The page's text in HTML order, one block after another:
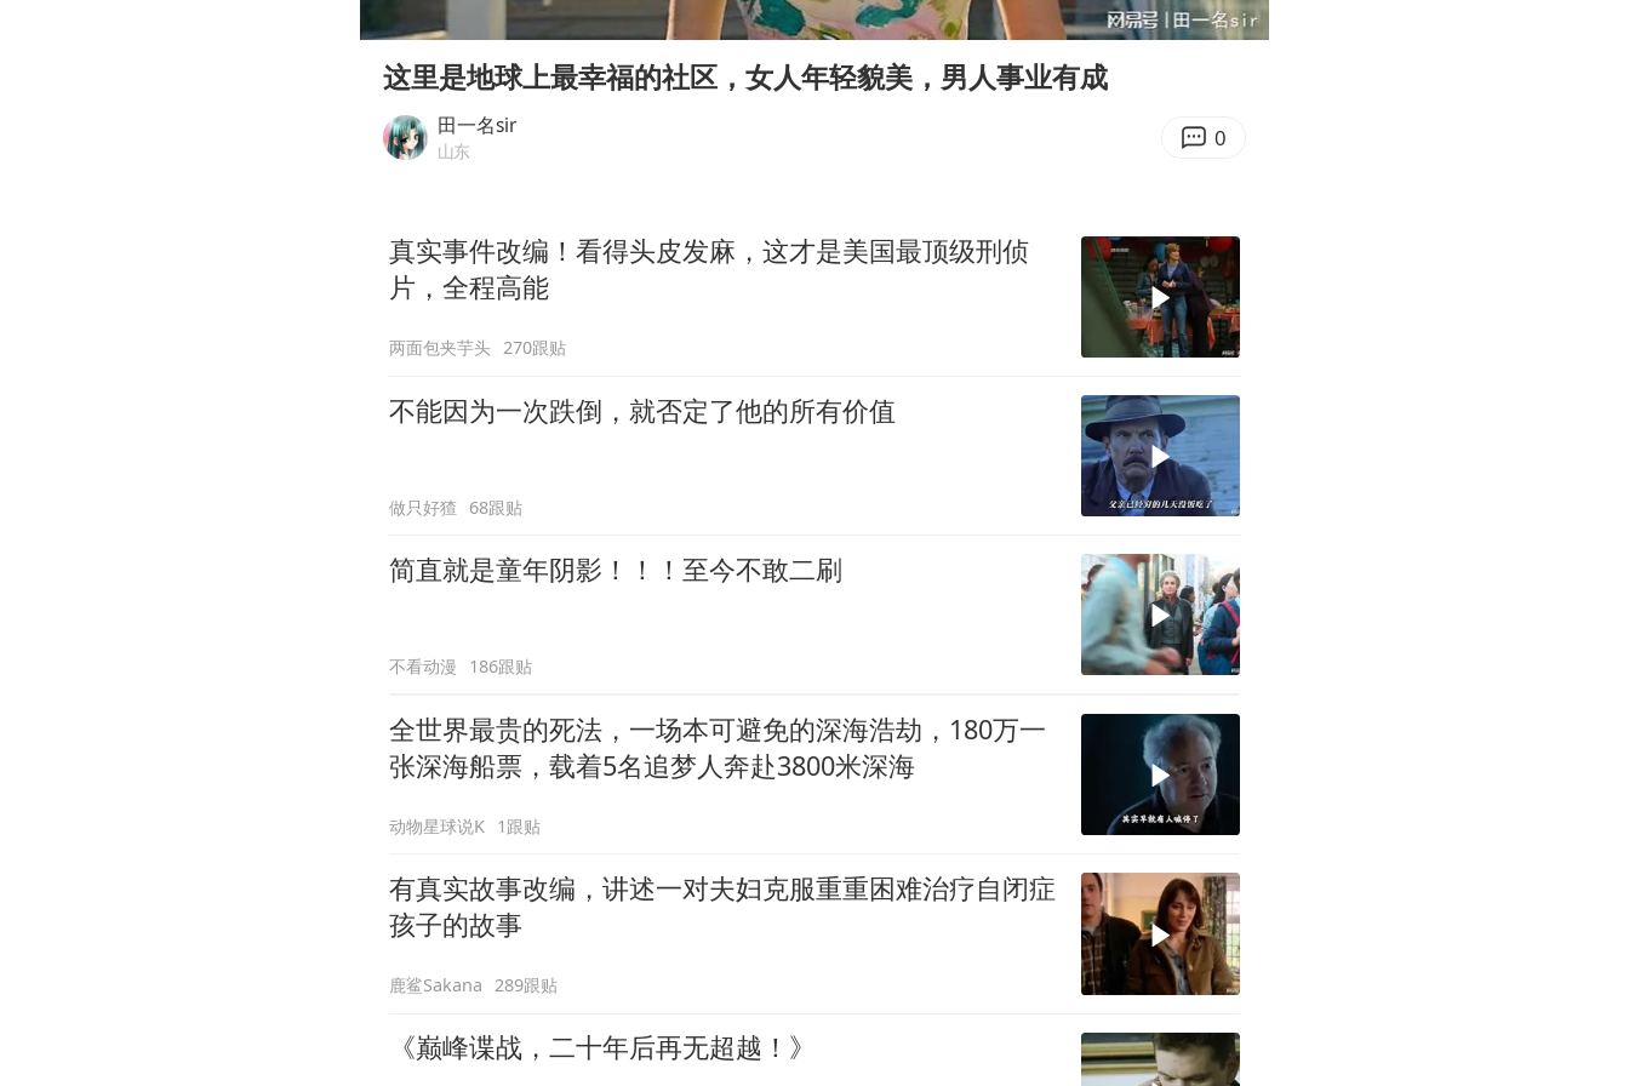
微信新功能：你可以“撤回”你的撤回
福建省泉州市委书记张毅恭接受纪律审查和监察调查
38岁演员求职万岁山NPC成功
Play
11:59
Enter
这里是地球上最幸福的社区，女人年轻貌美，男人事业有成
田一名sir
山东 0
真实事件改编！看得头皮发麻，这才是美国最顶级刑侦
片，全程高能
两面包夹芋头 270跟贴
不能因为一次跌倒，就否定了他的所有价值
做只好猹 68跟贴
简直就是童年阴影！！！至今不敢二刷
不看动漫 186跟贴
全世界最贵的死法，一场本可避免的深海浩劫，180万一
张深海船票，载着5名追梦人奔赴3800米深海
动物星球说K 1跟贴
有真实故事改编，讲述一对夫妇克服重重困难治疗自闭症
孩子的故事
鹿鲨Sakana 289跟贴
《巅峰谍战，二十年后再无超越！》